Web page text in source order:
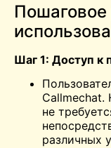
Пошаговое
Шаг 1: Доступ к
Callmechat.
не
различных